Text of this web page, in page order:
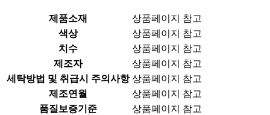
제품소재
상품페이지 참고
색상
상품페이지 참고
치수
상품페이지 참고
제조자
상품페이지 참고
세탁방법 및 취급시 주의사항 상품페이지 참고
제조연월
상품페이지 참고
품질보증기준
상품페이지 참고